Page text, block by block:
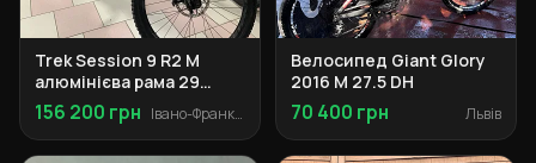
Trek Session 9 R2 M
алюмінієва рама 29
колеса
156 200 грн Івано-Франківськ
Велосипед Giant Glory
2016 M 27.5 DH
70 400 грн Львів